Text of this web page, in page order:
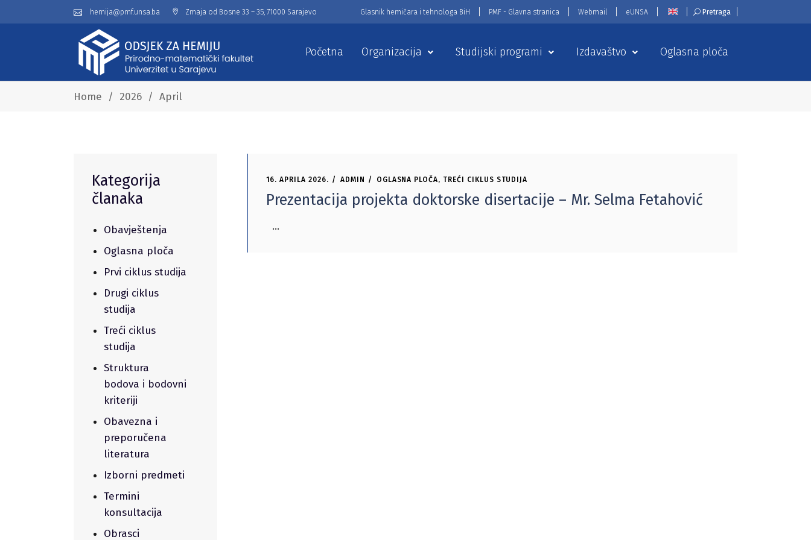
hemija@pmf.unsa.ba Zmaja od Bosne 33 – 35, 71000 Sarajevo Glasnik hemičara i tehnologa BiH PMF - Glavna stranica Webmail eUNSA Pretraga
Početna Organizacija Studijski programi Izdavaštvo Oglasna ploča
Home / 2026 / April
16. APRILA 2026. ADMIN OGLASNA PLOČA, TREĆI CIKLUS STUDIJA
Prezentacija projekta doktorske disertacije – Mr. Selma Fetahović
Kategorija
članaka
Obavještenja
Oglasna ploča
Prvi ciklus studija
Drugi ciklus
studija
Treći ciklus
studija
Struktura
bodova i bodovni
kriteriji
Obavezna i
preporučena
literatura
Izborni predmeti
Termini
konsultacija
Obrasci